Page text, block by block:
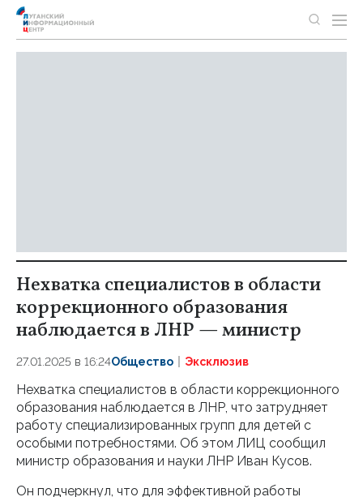
Нехватка специалистов в области
коррекционного образования
наблюдается в ЛНР — министр
27.01.2025 в 16:24Общество Эксклюзив
Нехватка специалистов в области коррекционного
образования наблюдается в ЛНР, что затрудняет
работу специализированных групп для детей с
особыми потребностями. Об этом ЛИЦ сообщил
министр образования и науки ЛНР Иван Кусов.
Он подчеркнул, что для эффективной работы